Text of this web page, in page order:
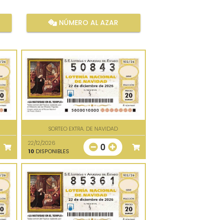
NÚMERO AL AZAR
SORTEO EXTRA. DE NAVIDAD
22/12/2026
10 DISPONIBLES 0